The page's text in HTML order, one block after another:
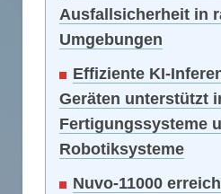
Ausfallsicherheit in
Umgebungen
Effiziente KI-
Geräten unterstützt
Fertigungssysteme
Robotiksysteme
Nuvo-11000